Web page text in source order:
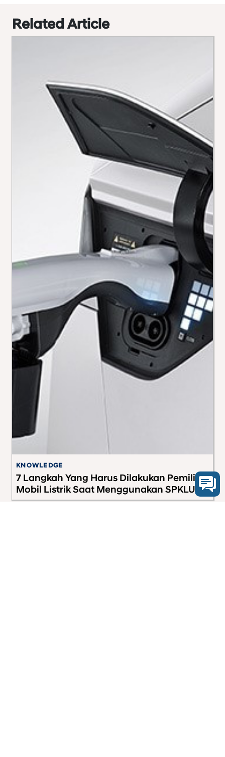
Related Article
KNOWLEDGE
7 Langkah Yang Harus Dilakukan Pemilik
Mobil Listrik Saat Menggunakan SPKLU